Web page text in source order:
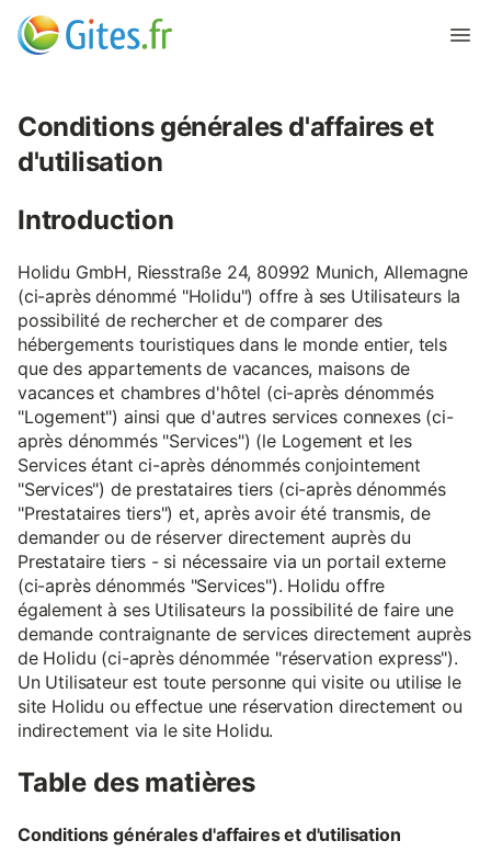
Conditions générales d'affaires et
d'utilisation
Introduction
Holidu GmbH, Riesstraße 24, 80992 Munich, Allemagne
(ci-après dénommé "Holidu") offre à ses Utilisateurs la
possibilité de rechercher et de comparer des
hébergements touristiques dans le monde entier, tels
que des appartements de vacances, maisons de
vacances et chambres d'hôtel (ci-après dénommés
"Logement") ainsi que d'autres services connexes (ci-
après dénommés "Services") (le Logement et les
Services étant ci-après dénommés conjointement
"Services") de prestataires tiers (ci-après dénommés
"Prestataires tiers") et, après avoir été transmis, de
demander ou de réserver directement auprès du
Prestataire tiers - si nécessaire via un portail externe
(ci-après dénommés "Services"). Holidu offre
également à ses Utilisateurs la possibilité de faire une
demande contraignante de services directement auprès
de Holidu (ci-après dénommée "réservation express").
Un Utilisateur est toute personne qui visite ou utilise le
site Holidu ou effectue une réservation directement ou
indirectement via le site Holidu.
Table des matières
Conditions générales d'affaires et d'utilisation